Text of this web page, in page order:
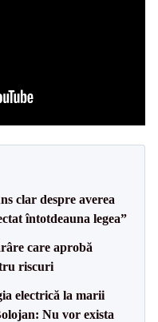
clar despre averea
întotdeauna legea”
care aprobă
riscuri
electrică la marii
Nu vor exista